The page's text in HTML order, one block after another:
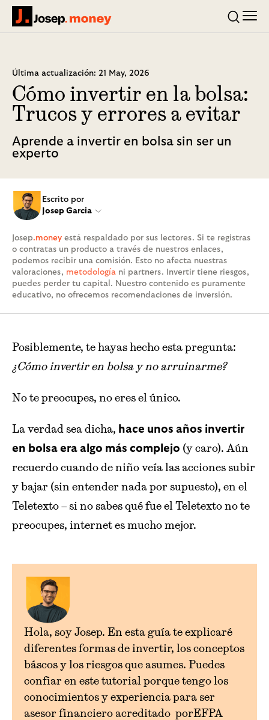
Josep.money Buscar
Última actualización: 21 May, 2026
Cómo invertir en la bolsa:
Trucos y errores a evitar
Aprende a invertir en bolsa sin ser un
experto
Escrito por
Josep Garcia
Josep.money está respaldado por sus lectores. Si te registras
o contratas un producto a través de nuestros enlaces,
podemos recibir una comisión. Esto no afecta nuestras
valoraciones, metodología ni partners. Invertir tiene riesgos,
puedes perder tu capital. Nuestro contenido es puramente
educativo, no ofrecemos recomendaciones de inversión.
Posiblemente, te hayas hecho esta pregunta:
¿Cómo invertir en bolsa y no arruinarme?
No te preocupes, no eres el único.
La verdad sea dicha, hace unos años invertir
en bolsa era algo más complejo (y caro). Aún
recuerdo cuando de niño veía las acciones subir
y bajar (sin entender nada por supuesto), en el
Teletexto – si no sabes qué fue el Teletexto no te
preocupes, internet es mucho mejor.
Hola, soy Josep. En esta guía te explicaré
diferentes formas de invertir, los conceptos
báscos y los riesgos que asumes. Puedes
confiar en este tutorial porque tengo los
conocimientos y experiencia para ser
asesor financiero acreditado porEFPA